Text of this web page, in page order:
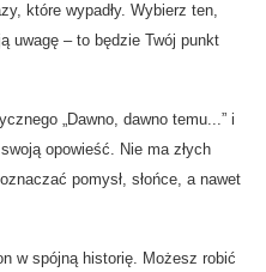
które wypadły. Wybierz ten,
uwagę – to będzie Twój punkt
„Dawno, dawno temu...” i
opowieść. Nie ma złych
pomysł, słońce, a nawet
w spójną historię. Możesz robić